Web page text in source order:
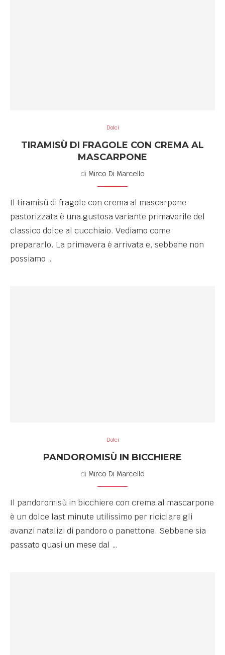
Dolci
TIRAMISÙ DI FRAGOLE CON CREMA AL
MASCARPONE
di Mirco Di Marcello
Il tiramisù di fragole con crema al mascarpone
pastorizzata è una gustosa variante primaverile del
classico dolce al cucchiaio. Vediamo come
prepararlo. La primavera è arrivata e, sebbene non
possiamo …
Dolci
PANDOROMISÙ IN BICCHIERE
di Mirco Di Marcello
Il pandoromisù in bicchiere con crema al mascarpone
è un dolce last minute utilissimo per riciclare gli
avanzi natalizi di pandoro o panettone. Sebbene sia
passato quasi un mese dal …